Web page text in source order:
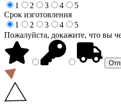
1
2 3 4
5
Срок изготовления
1
2 3 4
5
Пожалуйста, докажите, что вы